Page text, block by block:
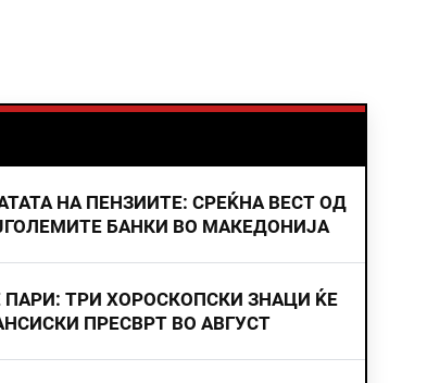
НА ПЕНЗИИТЕ: СРЕЌНА ВЕСТ ОД
БАНКИ ВО МАКЕДОНИЈА
ПАРИ: ТРИ ХОРОСКОПСКИ ЗНАЦИ ЌЕ
ПРЕСВРТ ВО АВГУСТ